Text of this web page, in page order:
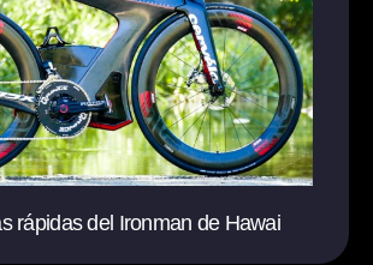
rápidas del Ironman de Hawai